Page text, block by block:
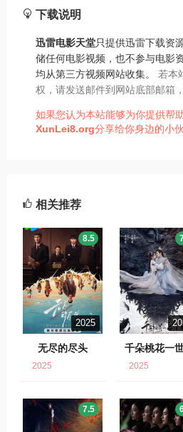
下载说明
迅雷电影天堂只提供迅雷下载资
储任何电影视频，也不参与电影
均从第三方视频网站收集。 若本
权，请发送邮件到网站底部邮箱
如果您认为本站能够为你提供帮
XunLei8.org分享给你身边的小
相关推荐
2025
无尽的尽头
8.5
2025
千朵桃花一
2025
7.5